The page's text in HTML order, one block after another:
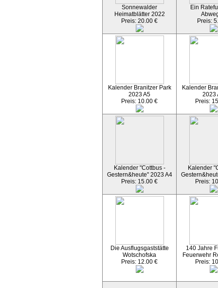
Sonnewalder
Heimatblätter 2022
Preis: 20.00 €
Ein
Preis:
Kalender Branitzer Park
2023 A5
Preis: 10.00 €
Kalender
2023
Preis:
Kalender "Cottbus -
Gestern&heute" 2023 A4
Preis: 15.00 €
Kalender
Preis:
Die Ausflugsgaststätte
Wotschofska
Preis: 12.00 €
140 Jahre
Feuerwehr
Preis: